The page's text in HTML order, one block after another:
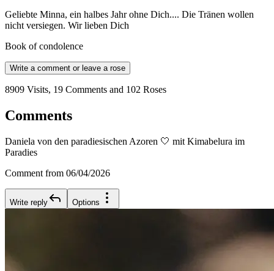
Geliebte Minna, ein halbes Jahr ohne Dich.... Die Tränen wollen
nicht versiegen. Wir lieben Dich
Book of condolence
Write a comment or leave a rose
8909 Visits, 19 Comments and 102 Roses
Comments
Daniela von den paradiesischen Azoren 🤍 mit Kimabelura im
Paradies
Comment from 06/04/2026
Write reply Options